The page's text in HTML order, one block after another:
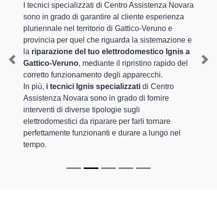
I tecnici specializzati di Centro Assistenza Novara
sono in grado di garantire al cliente esperienza
pluriennale nel territorio di Gattico-Veruno e
provincia per quel che riguarda la sistemazione e
la riparazione del tuo elettrodomestico Ignis a
Gattico-Veruno, mediante il ripristino rapido del
corretto funzionamento degli apparecchi.
In più, i tecnici Ignis specializzati di Centro
Assistenza Novara sono in grado di fornire
interventi di diverse tipologie sugli
elettrodomestici da riparare per farli tornare
perfettamente funzionanti e durare a lungo nel
tempo.
Previous